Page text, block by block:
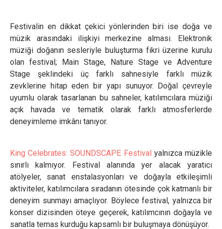
Festivalin en dikkat çekici yönlerinden biri ise doğa ve
müzik arasındaki ilişkiyi merkezine alması. Elektronik
müziği doğanın sesleriyle buluşturma fikri üzerine kurulu
olan festival; Main Stage, Nature Stage ve Adventure
Stage şeklindeki üç farklı sahnesiyle farklı müzik
zevklerine hitap eden bir yapı sunuyor. Doğal çevreyle
uyumlu olarak tasarlanan bu sahneler, katılımcılara müziği
açık havada ve tematik olarak farklı atmosferlerde
deneyimleme imkânı tanıyor.
King Celebrates: SOUNDSCAPE Festival yalnızca müzikle
sınırlı kalmıyor. Festival alanında yer alacak yaratıcı
atölyeler, sanat enstalasyonları ve doğayla etkileşimli
aktiviteler, katılımcılara sıradanın ötesinde çok katmanlı bir
deneyim sunmayı amaçlıyor. Böylece festival, yalnızca bir
konser dizisinden öteye geçerek, katılımcının doğayla ve
sanatla temas kurduğu kapsamlı bir buluşmaya dönüşüyor.